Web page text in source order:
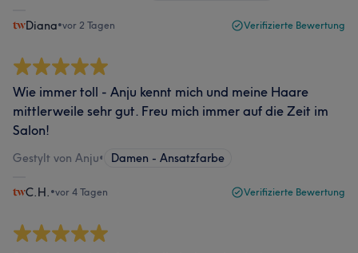
Diana•vor 2 Tagen Verifizierte Bewertung
Wie immer toll - Anju kennt mich und meine Haare
mittlerweile sehr gut. Freu mich immer auf die Zeit im
Salon!
Gestylt von Anju• Damen - Ansatzfarbe
C.H. •vor 4 Tagen Verifizierte Bewertung